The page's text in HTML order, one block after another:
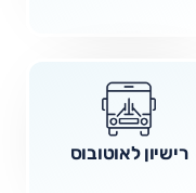
רישיון לאוטובוס